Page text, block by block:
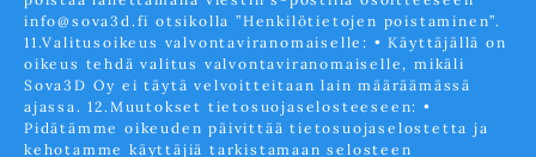
info@sova3d.fi otsikolla ”Henkilötietojen poistaminen”.
11.Valitusoikeus valvontaviranomaiselle: • Käyttäjällä on
oikeus tehdä valitus valvontaviranomaiselle, mikäli
Sova3D Oy ei täytä velvoitteitaan lain määräämässä
ajassa. 12.Muutokset tietosuojaselosteeseen: •
Pidätämme oikeuden päivittää tietosuojaselostetta ja
kehotamme käyttäjiä tarkistamaan selosteen